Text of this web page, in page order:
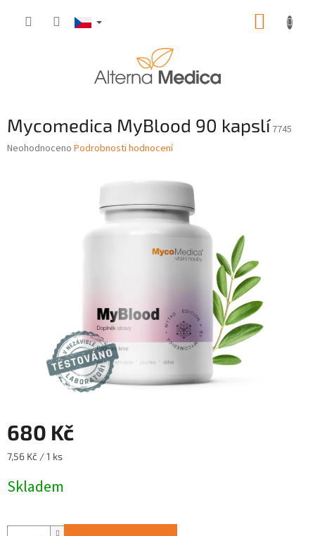
Mycomedica MyBlood 90 kapslí 7745
Průměrné
Neohodnoceno Podrobnosti hodnocení
680 Kč
Měrná
7,56 Kč / 1 ks
Skladem